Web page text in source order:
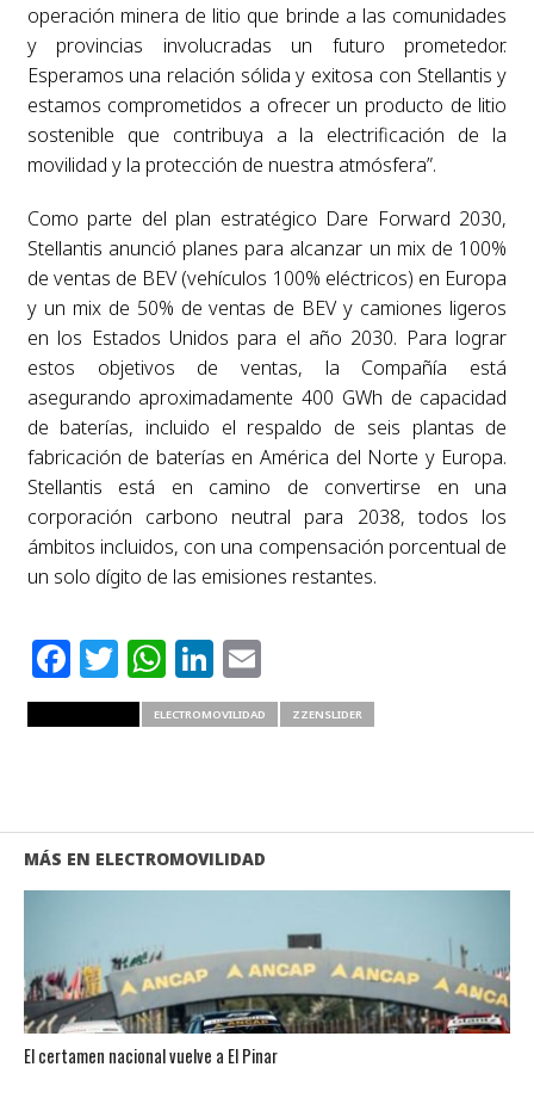
operación minera de litio que brinde a las comunidades
y provincias involucradas un futuro prometedor.
Esperamos una relación sólida y exitosa con Stellantis y
estamos comprometidos a ofrecer un producto de litio
sostenible que contribuya a la electrificación de la
movilidad y la protección de nuestra atmósfera”.
Como parte del plan estratégico Dare Forward 2030,
Stellantis anunció planes para alcanzar un mix de 100%
de ventas de BEV (vehículos 100% eléctricos) en Europa
y un mix de 50% de ventas de BEV y camiones ligeros
en los Estados Unidos para el año 2030. Para lograr
estos objetivos de ventas, la Compañía está
asegurando aproximadamente 400 GWh de capacidad
de baterías, incluido el respaldo de seis plantas de
fabricación de baterías en América del Norte y Europa.
Stellantis está en camino de convertirse en una
corporación carbono neutral para 2038, todos los
ámbitos incluidos, con una compensación porcentual de
un solo dígito de las emisiones restantes.
Facebook
Twitter
WhatsApp
LinkedIn
Email
ELECTROMOVILIDAD ZZENSLIDER
MÁS EN ELECTROMOVILIDAD
El certamen nacional vuelve a El Pinar